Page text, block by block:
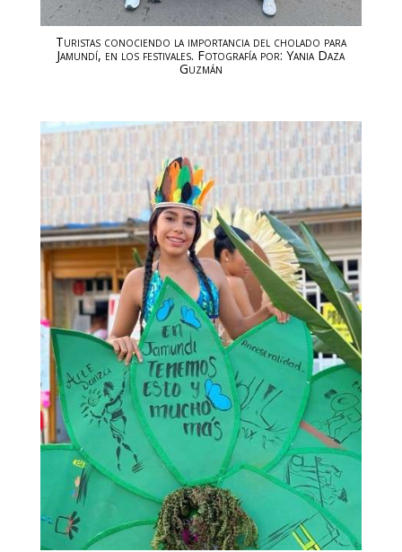
Turistas conociendo la importancia del cholado para
Jamundí, en los festivales. Fotografía por: Yania Daza
Guzmán